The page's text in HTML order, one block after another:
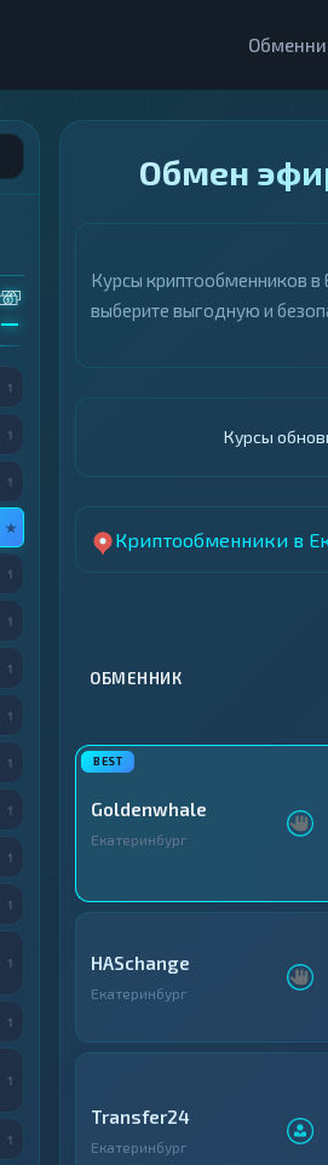
Обмен
Курсы криптообменников в
выберите выгодную и
Курсы
Криптообменники в
ОБМЕННИК
Goldenwhale
Екатеринбург
HASchange
Екатеринбург
Transfer24
Екатеринбург
1
1
1
★
1
1
1
1
1
1
1
1
1
1
1
1